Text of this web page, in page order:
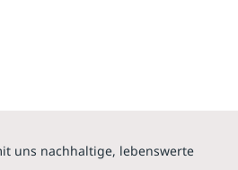
uns nachhaltige, lebenswerte